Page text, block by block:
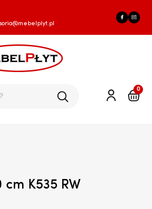
0
cm K535 RW